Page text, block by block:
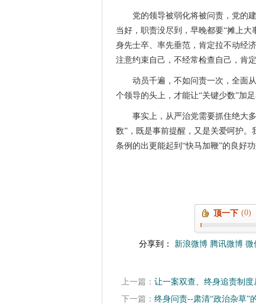
党的领导被弱化将被问责，党的
当好，职责没尽到，早晚都要“摊上
身先士卒、率先垂范，肯定拉不动经
注意约束自己，不经常检查自己，肯
动员千遍，不如问责一次，全面
个领导的头上，才能让“关键少数”加
事实上，从严治党需要抓住绝大
数”，既是事前提醒，又是关爱呵护
条例的出更能起到“快马加鞭”的良好功
顶一下 (0)
分享到： 新浪微博 腾讯微博 微
上一篇： 让一案双查、终身追责制度
下一篇： 终身问责--肃清“政治杂草”